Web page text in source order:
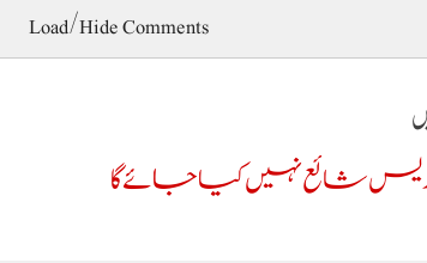
Load/Hide Comments
شائع نہیں کیا جائے گا